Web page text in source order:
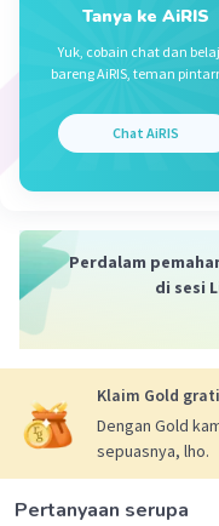
Tanya ke AiRIS
Yuk, cobain chat dan
bareng AiRIS, teman
Chat AiRIS
Perdalam
di sesi
Klaim Gold
Dengan Gold
sepuasnya, lho.
Pertanyaan serupa